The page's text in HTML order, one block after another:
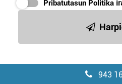
Pribatutasun Politika
943